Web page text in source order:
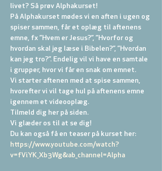
livet? Så prøv Alphakurset!
På Alphakurset mødes vi en aften i ugen og
spiser sammen, får et oplæg til aftenens
emne, fx ”Hvem er Jesus?”, ”Hvorfor og
hvordan skal jeg læse i Bibelen?”, ”Hvordan
kan jeg tro?”. Endelig vil vi have en samtale
i grupper, hvor vi får en snak om emnet.
Vi starter aftenen med at spise sammen,
hvorefter vi vil tage hul på aftenens emne
igennem et videooplæg.
Tilmeld dig her på siden.
Vi glæder os til at se dig!
Du kan også få en teaser på kurset her:
https://www.youtube.com/watch?
v=fViYK_Xb3Wg&ab_channel=Alpha